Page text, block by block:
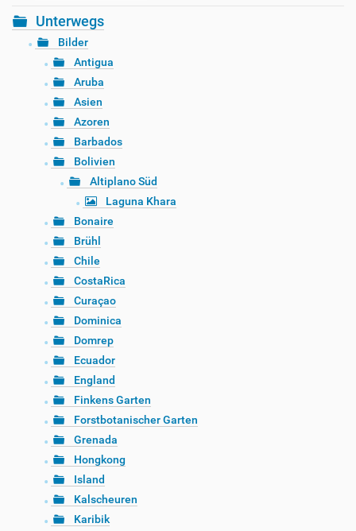
Unterwegs
Bilder
Antigua
Aruba
Asien
Azoren
Barbados
Bolivien
Altiplano Süd
Laguna Khara
Bonaire
Brühl
Chile
CostaRica
Curaçao
Dominica
Domrep
Ecuador
England
Finkens Garten
Forstbotanischer Garten
Grenada
Hongkong
Island
Kalscheuren
Karibik